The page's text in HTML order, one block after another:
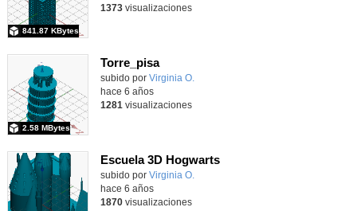
841.87 KBytes
1373visualizaciones
Torre_pisa
subido por Virginia O.
2.58 MBytes
hace 6 años
1281 visualizaciones
Escuela 3D Hogwarts
Contenido educativo.
subido por Virginia O.
hace 6 años
1870visualizaciones